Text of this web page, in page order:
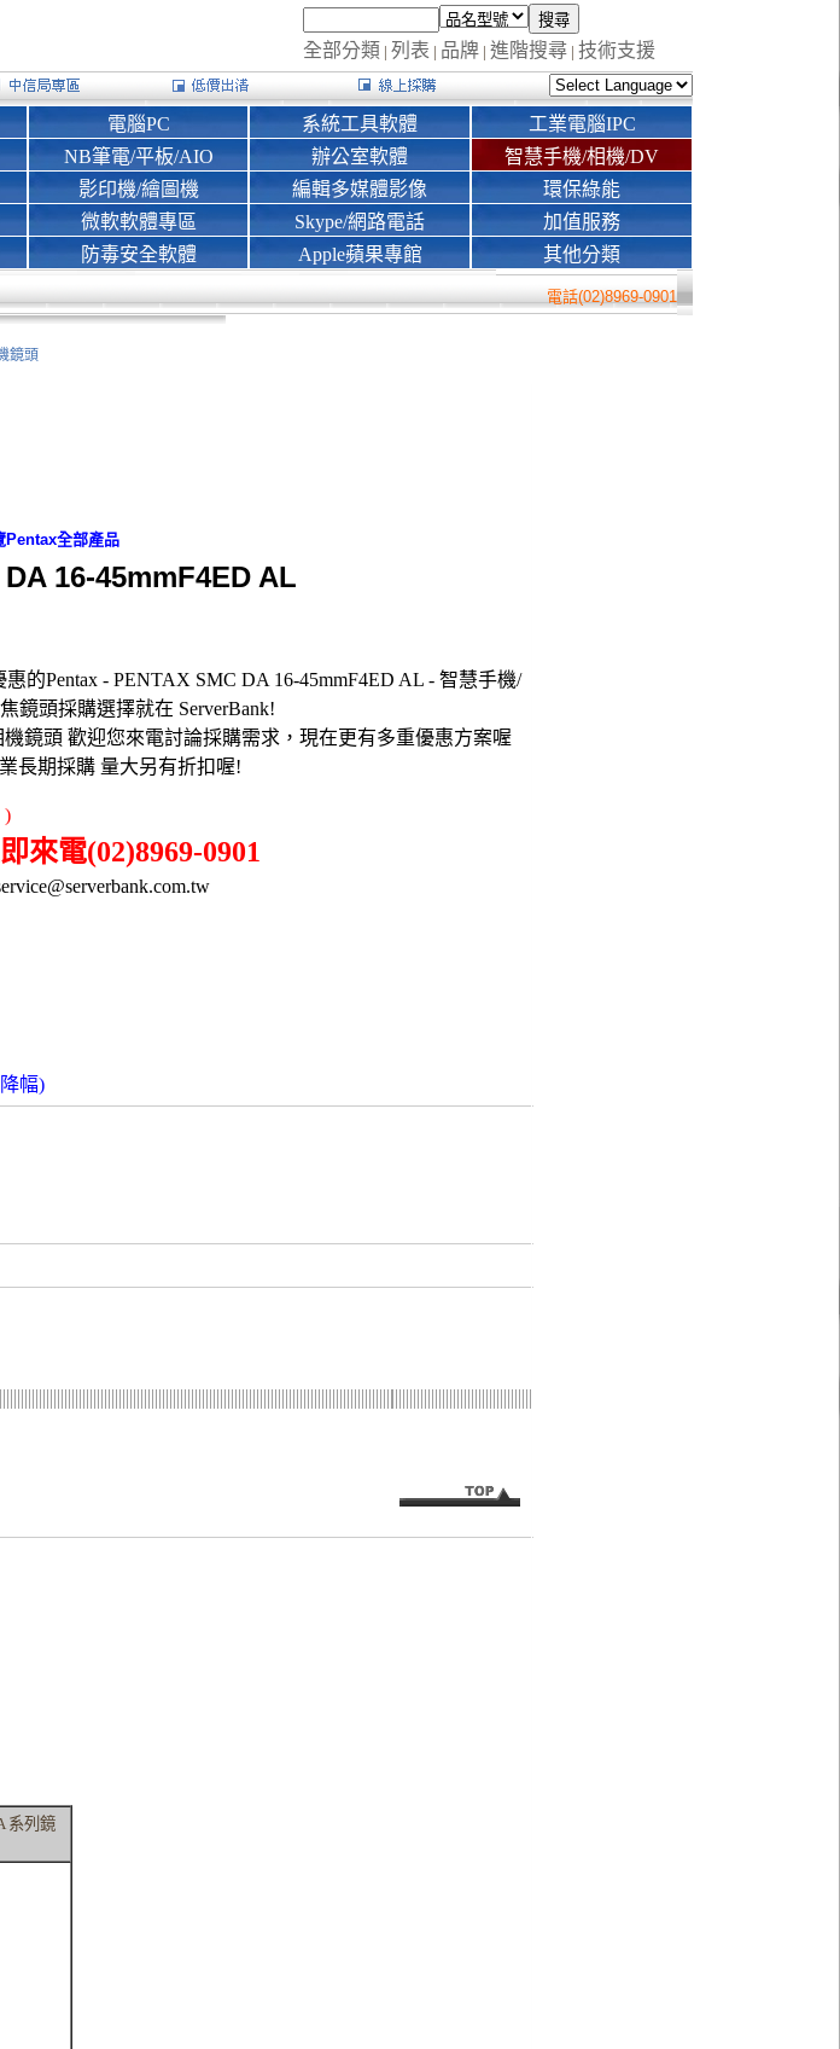
全部分類 | 列表 | 品牌 | 進階搜尋 | 技術支援
電腦PC
NB筆電/平板/AIO
影印機/繪圖機
微軟軟體專區
防毒安全軟體
系統工具軟體
辦公室軟體
編輯多媒體影像
Skype/網路電話
Apple蘋果專館
工業電腦IPC
智慧手機/相機/DV
環保綠能
加值服務
其他分類
電話(02)8969-0901
鏡頭
Pentax全部產品
16-45mmF4ED AL
的Pentax - PENTAX SMC DA 16-45mmF4ED AL - 智慧手機/
鏡頭採購選擇就在 ServerBank!
鏡頭 歡迎您來電討論採購需求，現在更有多重優惠方案喔
長期採購 量大另有折扣喔!
)
來電(02)8969-0901
幅)
系列鏡